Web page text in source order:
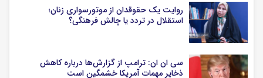
روایت یک حقوقدان از موتورسواری زنان؛
استقلال در تردد یا چالش فرهنگی؟
سی ان ان: ترامپ از گزارش‌ها درباره کاهش
ذخایر مهمات آمریکا خشمگین است